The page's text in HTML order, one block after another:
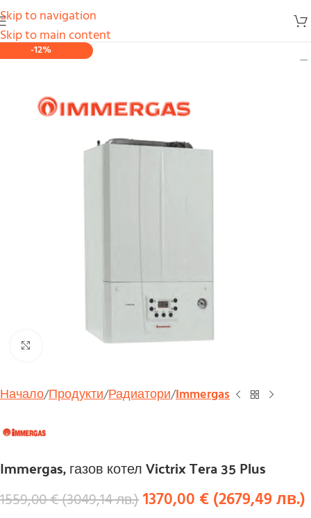
Skip to navigation
Skip to main content
-12%
Начало Продукти Радиатори Immergas
Immergas, газов котел Victrix Tera 35 Plus
1559,00€(3049,14лв.)1370,00 €(2679,49лв.)